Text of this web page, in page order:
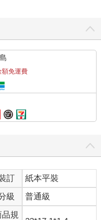
額免運費
訂
紙本平裝
級 普通級
品規